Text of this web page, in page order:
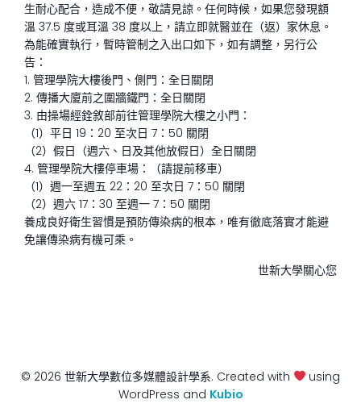
生耐心配合，造成不便，敬請見諒。任何時候，如果您發現額
溫 37.5 度或耳溫 38 度以上，請立即就醫並在（返）家休息。
為能確實執行，暫時管制之入出口如下，如有調整，另行公
告：
1. 管理學院大樓後門、側門：全日關閉
2. 傳播大廈前之圍牆鐵門：全日關閉
3. 由操場經銓敘部前往管理學院大樓之小門：
（1）平日 19：20 至次日 7：50 關閉
（2）假日（週六、日及其他放假日）全日關閉
4. 管理學院大樓停車場：（請提前移車）
（1）週一至週五 22：20 至次日 7：50 關閉
（2）週六 17：30 至週一 7：50 關閉
養成良好衛生習慣是預防傳染病的根本，唯有徹底落實才能避
免讓傳染病有機可乘。
世新大學關心您
© 2026 世新大學數位多媒體設計學系. Created with
using
WordPress and Kubio